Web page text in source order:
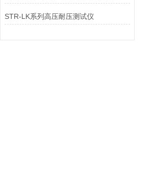
STR-LK系列高压耐压测试仪